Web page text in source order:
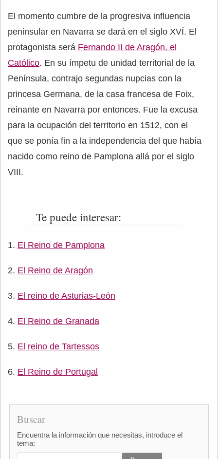
El momento cumbre de la progresiva influencia
peninsular en Navarra se dará en el siglo XVÍ. El
protagonista será Fernando II de Aragón, el
Católico. En su ímpetu de unidad territorial de la
Península, contrajo segundas nupcias con la
princesa Germana, de la casa francesa de Foix,
reinante en Navarra por entonces. Fue la excusa
para la ocupación del territorio en 1512, con el
que se ponía fin a la independencia del que había
nacido como reino de Pamplona allá por el siglo
VIII.
Te puede interesar:
El Reino de Pamplona
El Reino de Aragón
El reino de Asturias-León
El Reino de Granada
El reino de Tartessos
El Reino de Portugal
Buscar
Encuentra la información que necesitas, introduce el
tema: